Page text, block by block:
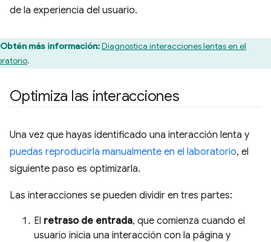
de la experiencia del usuario.
Obtén más información:Diagnostica interacciones lentas en el
.
Optimiza las interacciones
Una vez que hayas identificado una interacción lenta y
puedas reproducirla manualmente en el laboratorio, el
siguiente paso es optimizarla.
Las interacciones se pueden dividir en tres partes:
El retraso de entrada, que comienza cuando el
usuario inicia una interacción con la página y